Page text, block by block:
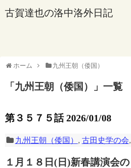
古賀達也の洛中洛外日記
ホーム 九州王朝（倭国）
「 九州王朝（倭国） 」 一覧
第３５７５話 2026/01/08
九州王朝（倭国） , 古田史学の会,
１月１８日(日)新春講演会の